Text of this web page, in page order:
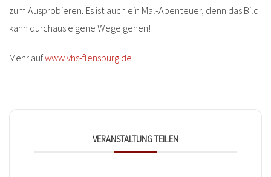
zum Ausprobieren. Es ist auch ein Mal-Abenteuer, denn das Bild
kann durchaus eigene Wege gehen!
Mehr aufwww.vhs-flensburg.de
VERANSTALTUNG TEILEN